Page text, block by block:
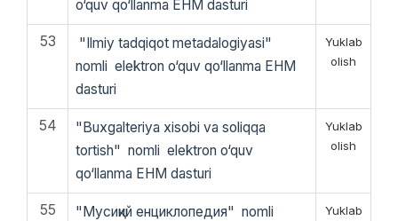
o‘quv qo‘llanma EHM dasturi
53
"Ilmiy tadqiqot metadalogiyasi"
nomli elektron o‘quv qo‘llanma EHM
dasturi
Yuklab
olish
54
"Buxgalteriya xisobi va soliqqa
tortish" nomli elektron o‘quv
qo‘llanma EHM dasturi
Yuklab
olish
55
"Мусиқий енциклопедия" nomli
Yuklab